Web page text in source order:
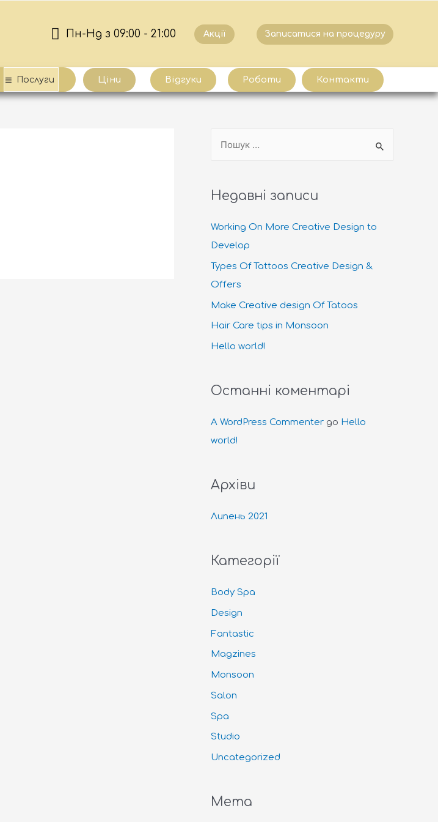
Пн-Нд з 09:00 - 21:00 Акції Записатися на процедуру
Послуги Ціни Відгуки Роботи Контакти
Недавні записи
Working On More Creative Design to
Develop
Types Of Tattoos Creative Design &
Offers
Make Creative design Of Tatoos
Hair Care tips in Monsoon
Hello world!
Останні коментарі
A WordPress Commenter до Hello
world!
Архіви
Липень 2021
Категорії
Body Spa
Design
Fantastic
Magzines
Monsoon
Salon
Spa
Studio
Uncategorized
Мета